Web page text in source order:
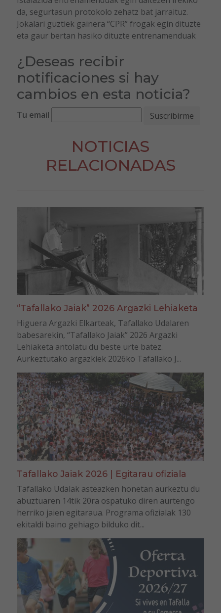
da, segurtasun protokolo zehatz bat jarraituz.
Jokalari guztiek gainera “CPR” frogak egin dituzte
eta gaur bertan hasiko dituzte entrenamenduak
¿Deseas recibir
notificaciones si hay
cambios en esta noticia?
Tu email
NOTICIAS
RELACIONADAS
“Tafallako Jaiak” 2026 Argazki Lehiaketa
Higuera Argazki Elkarteak, Tafallako Udalaren
babesarekin, “Tafallako Jaiak” 2026 Argazki
Lehiaketa antolatu du beste urte batez.
Aurkeztutako argazkiek 2026ko Tafallako J...
Tafallako Jaiak 2026 | Egitarau ofiziala
Tafallako Udalak asteazken honetan aurkeztu du
abuztuaren 14tik 20ra ospatuko diren aurtengo
herriko jaien egitaraua. Programa ofizialak 130
ekitaldi baino gehiago bilduko dit...